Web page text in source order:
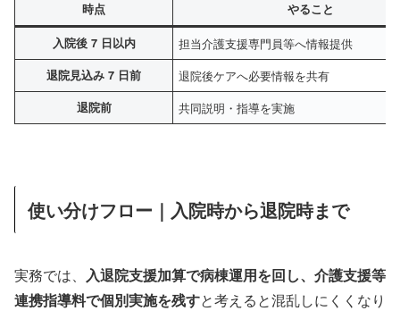
時点 やること
入院後 7 日以内 担当介護支援専門員等へ情報提供
退院見込み 7 日前 退院後ケアへ必要情報を共有
退院前 共同説明・指導を実施
使い分けフロー｜入院時から退院時まで
実務では、
入退院支援加算で病棟運用を回し、介護支援等
連携指導料で個別実施を残すと考えると混乱しにくくなり